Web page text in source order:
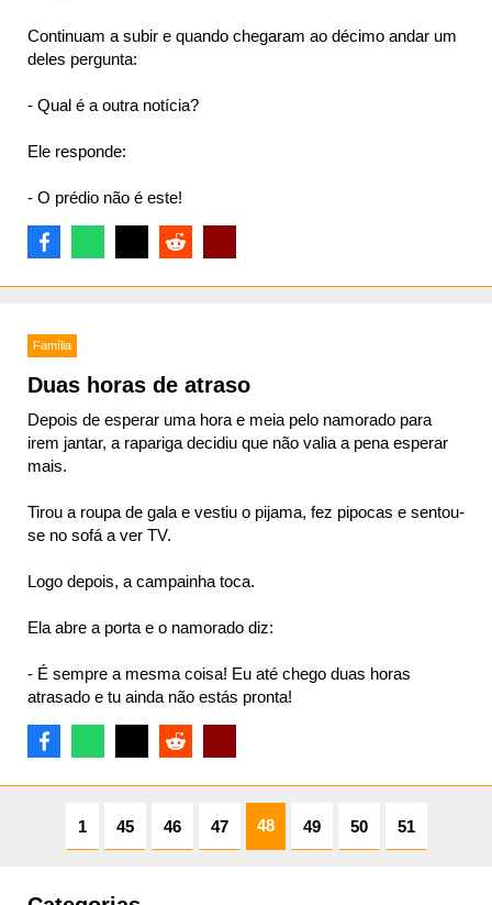
Continuam a subir e quando chegaram ao décimo andar um
deles pergunta:
- Qual é a outra notícia?
Ele responde:
- O prédio não é este!
Família
Duas horas de atraso
Depois de esperar uma hora e meia pelo namorado para
irem jantar, a rapariga decidiu que não valia a pena esperar
mais.
Tirou a roupa de gala e vestiu o pijama, fez pipocas e sentou-
se no sofá a ver TV.
Logo depois, a campainha toca.
Ela abre a porta e o namorado diz:
- É sempre a mesma coisa! Eu até chego duas horas
atrasado e tu ainda não estás pronta!
1 45 46 47 48 49 50 51